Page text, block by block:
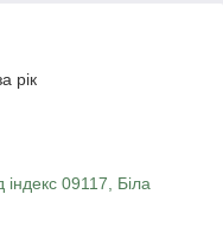
рік
09117, Біла